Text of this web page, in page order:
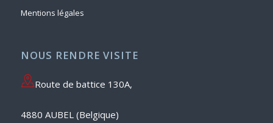
Mentions légales
NOUS RENDRE VISITE
Route de battice 130A,
4880 AUBEL (Belgique)